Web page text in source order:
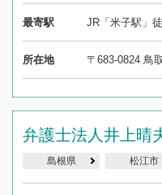
最寄駅 JR「米子駅」
所在地 〒683-0824 鳥
弁護士法人井上晴
島根県 松江市